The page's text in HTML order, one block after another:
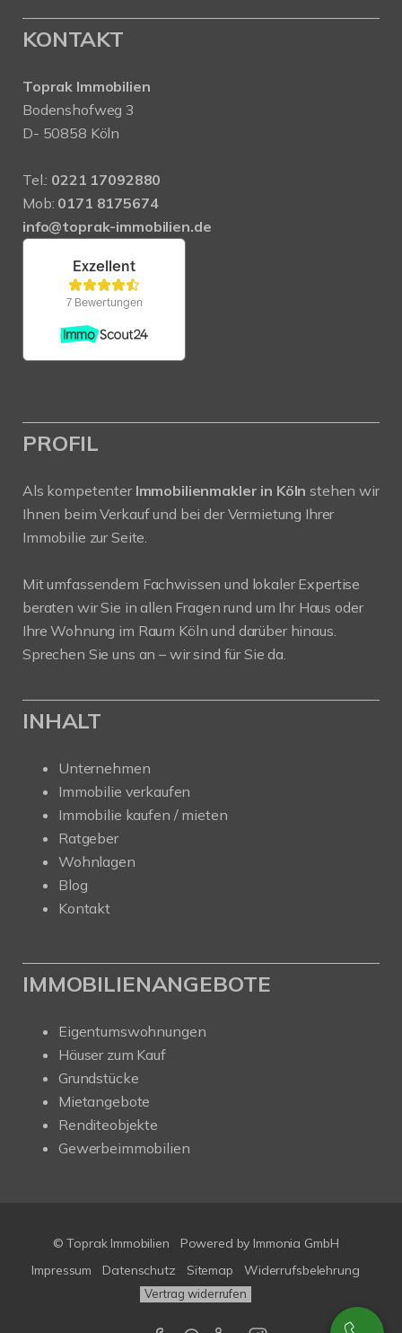
KONTAKT
Toprak Immobilien
Bodenshofweg 3
D- 50858 Köln
Tel.: 0221 17092880
Mob: 0171 8175674
info@toprak-immobilien.de
PROFIL
Als kompetenter Immobilienmakler in Köln stehen wir
Ihnen beim Verkauf und bei der Vermietung Ihrer
Immobilie zur Seite.
Mit umfassendem Fachwissen und lokaler Expertise
beraten wir Sie in allen Fragen rund um Ihr Haus oder
Ihre Wohnung im Raum Köln und darüber hinaus.
Sprechen Sie uns an – wir sind für Sie da.
INHALT
Unternehmen
Immobilie verkaufen
Immobilie kaufen / mieten
Ratgeber
Wohnlagen
Blog
Kontakt
IMMOBILIENANGEBOTE
Eigentumswohnungen
Häuser zum Kauf
Grundstücke
Mietangebote
Renditeobjekte
Gewerbeimmobilien
© Toprak Immobilien
Powered by Immonia GmbH
Impressum
Datenschutz Sitemap Widerrufsbelehrung
Vertrag widerrufen